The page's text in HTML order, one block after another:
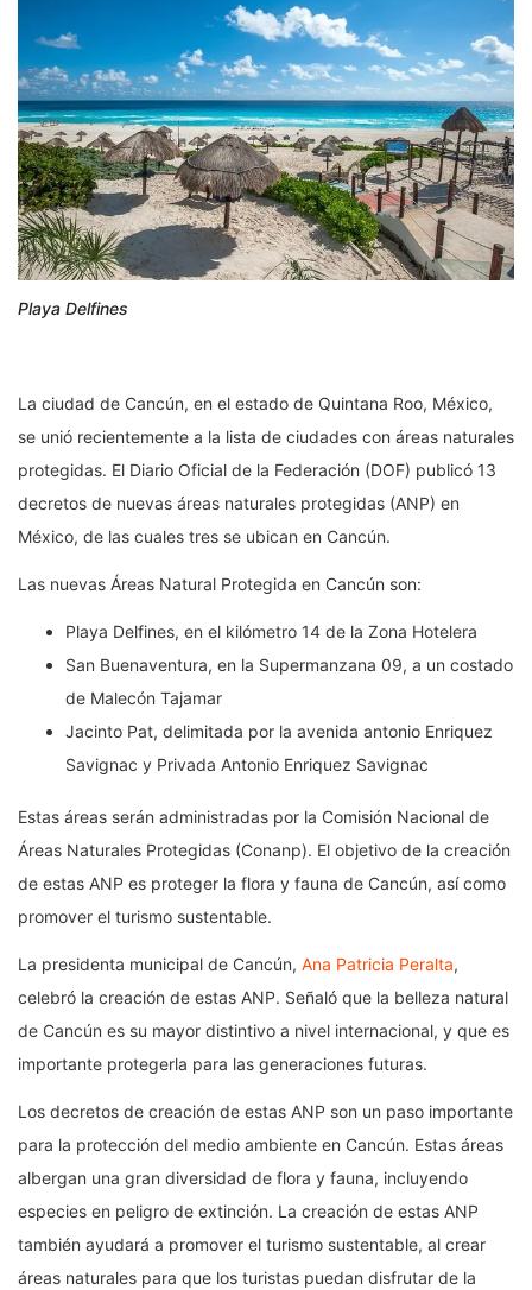
Playa Delfines
La ciudad de Cancún, en el estado de Quintana Roo, México,
se unió recientemente a la lista de ciudades con áreas naturales
protegidas. El Diario Oficial de la Federación (DOF) publicó 13
decretos de nuevas áreas naturales protegidas (ANP) en
México, de las cuales tres se ubican en Cancún.
Las nuevas Áreas Natural Protegida en Cancún son:
Playa Delfines, en el kilómetro 14 de la Zona Hotelera
San Buenaventura, en la Supermanzana 09, a un costado
de Malecón Tajamar
Jacinto Pat, delimitada por la avenida antonio Enriquez
Savignac y Privada Antonio Enriquez Savignac
Estas áreas serán administradas por la Comisión Nacional de
Áreas Naturales Protegidas (Conanp). El objetivo de la creación
de estas ANP es proteger la flora y fauna de Cancún, así como
promover el turismo sustentable.
La presidenta municipal de Cancún, Ana Patricia Peralta,
celebró la creación de estas ANP. Señaló que la belleza natural
de Cancún es su mayor distintivo a nivel internacional, y que es
importante protegerla para las generaciones futuras.
Los decretos de creación de estas ANP son un paso importante
para la protección del medio ambiente en Cancún. Estas áreas
albergan una gran diversidad de flora y fauna, incluyendo
especies en peligro de extinción. La creación de estas ANP
también ayudará a promover el turismo sustentable, al crear
áreas naturales para que los turistas puedan disfrutar de la